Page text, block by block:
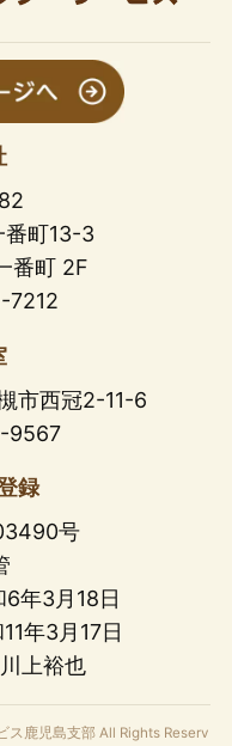
番町13-3
番町 2F
7212
市西冠2-11-6
9567
録
号
年3月18日
年3月17日
上裕也
鹿児島支部 All Rights Reserv